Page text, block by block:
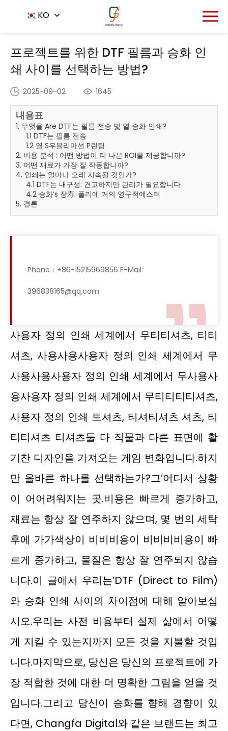
KO
뉴스 센터
프로젝트를 위한 DTF 필름과 승화 인쇄 사이
프로젝트를 위한 DTF 필름과 승화 인
쇄 사이를 선택하는 방법?
2025-09-02 1645
내용표
1. 무엇을 Are DTF는 필름 전송 및 열 승화 인쇄?
1.1 DTF는 필름 전송
1.2 열 S우블리마션 P린팅
2. 비용 분석 : 어떤 방법이 더 나은 ROI를 제공합니까?
3. 어떤 재료가 가장 잘 작동합니까?
4. 인쇄는 얼마나 오래 지속될 것인가?
4.1 DTF는 내구성: 견고하지만 관리가 필요합니다
4.2 승화’s 장寿: 폴리에 거의 영구적에스터
5. 결론
Phone：+86-15215969856 E-Mail:
396838165@qq.com
사용자 정의 인쇄 세계에서 무티티셔츠, 티티
셔츠, 사용사용사용자 정의 인쇄 세계에서 무
사용사용사용자 정의 인쇄 세계에서 무사용사
용사용자 정의 인쇄 세계에서 무티티티티셔츠,
사용자 정의 인쇄 트셔츠, 티셔티셔츠 셔츠, 티
티티셔츠 티셔츠둘 다 직물과 다른 표면에 활
기찬 디자인을 가져오는 게임 변화입니다.하지
만 올바른 하나를 선택하는가?그’어디서 상황
이 어어려워지는 곳.비용은 빠르게 증가하고,
재료는 항상 잘 연주하지 않으며, 몇 번의 세탁
후에 가가색상이 비비비용이 비비비비용이 빠
르게 증가하고, 물질은 항상 잘 연주되지 않습
니다.이 글에서 우리는’DTF (Direct to Film)
와 승화 인쇄 사이의 차이점에 대해 알아보십
시오.우리는 사전 비용부터 실제 삶에서 어떻
게 지킬 수 있는지까지 모든 것을 지불할 것입
니다.마지막으로, 당신은 당신의 프로젝트에 가
장 적합한 것에 대한 더 명확한 그림을 얻을 것
입니다.그리고 당신이 승화를 향해 경향이 있
다면, Changfa Digital와 같은 브랜드는 최고